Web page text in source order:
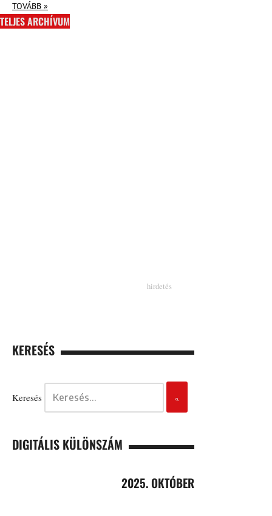
TOVÁBB »
TELJES ARCHÍVUM
KERESÉS
Keresés
DIGITÁLIS KÜLÖNSZÁM
2025. OKTÓBER